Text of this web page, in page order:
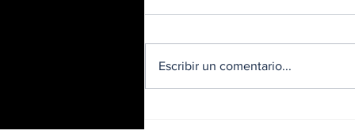
Escribir un comentario...